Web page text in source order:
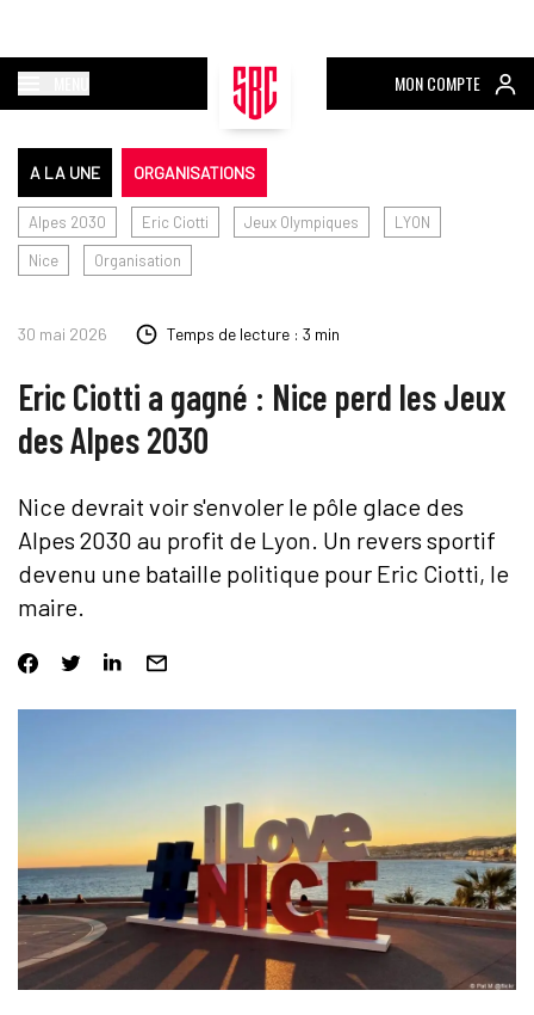
MON COMPTE
A LA UNE ORGANISATIONS
Alpes 2030 Eric Ciotti Jeux Olympiques
LYON
Nice
Organisation
30 mai 2026 Temps de lecture : 3 min
Eric Ciotti a gagné : Nice perd les Jeux
des Alpes 2030
Nice devrait voir s'envoler le pôle glace des
Alpes 2030 au profit de Lyon. Un revers sportif
devenu une bataille politique pour Eric Ciotti, le
maire.